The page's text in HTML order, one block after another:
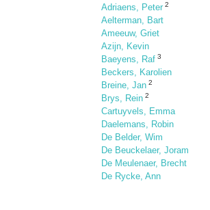
Adriaens, Peter 2
Aelterman, Bart
Ameeuw, Griet
Azijn, Kevin
Baeyens, Raf 3
Beckers, Karolien
Breine, Jan 2
Brys, Rein 2
Cartuyvels, Emma
Daelemans, Robin
De Belder, Wim
De Beuckelaer, Joram
De Meulenaer, Brecht
De Rycke, Ann